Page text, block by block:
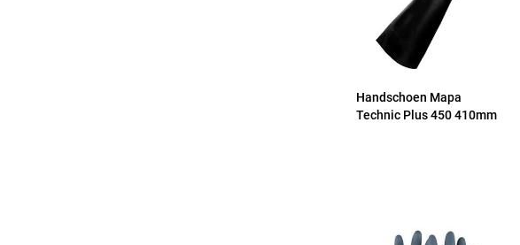
Handschoen Mapa
Technic Plus 450 410mm